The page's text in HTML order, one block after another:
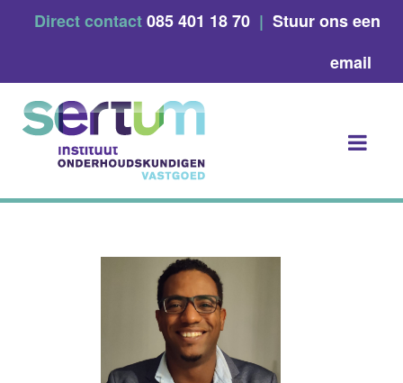
Direct contact085 401 18 70 | Stuur ons een
email